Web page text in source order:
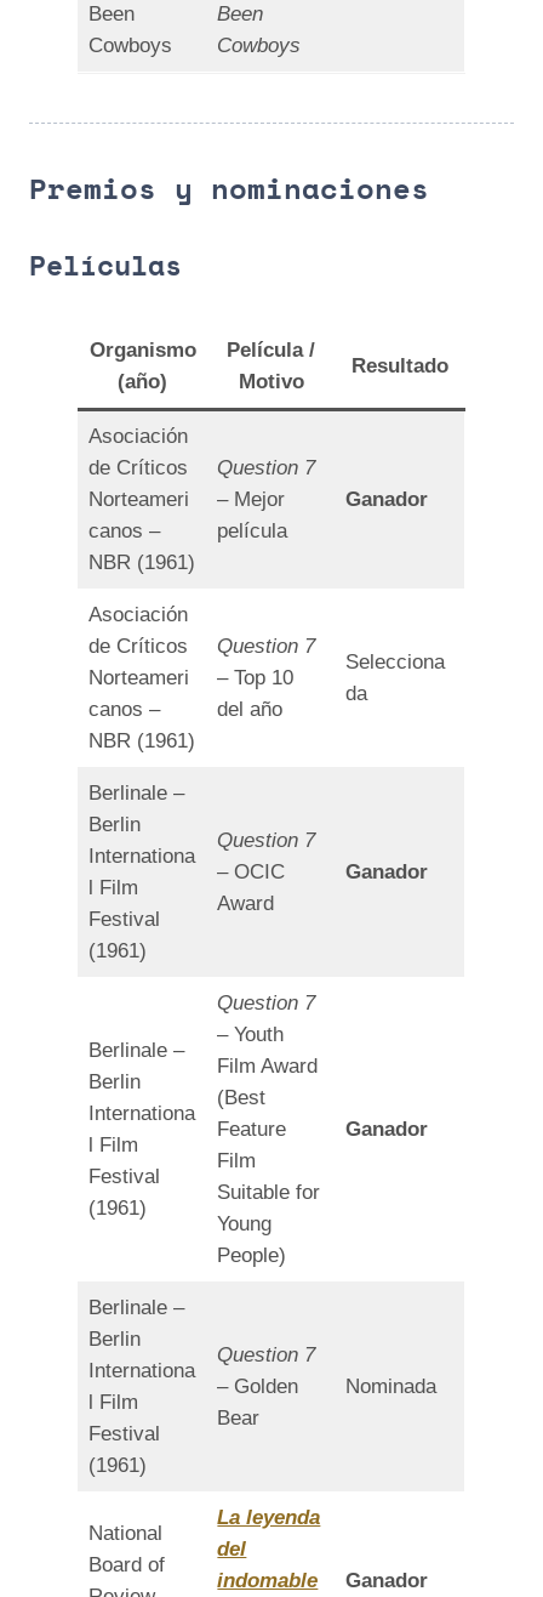
Been
Cowboys
Been
Cowboys
Premios y nominaciones
Películas
Organismo
(año)
Película /
Motivo
Resultado
Asociación
de Críticos
Norteameri
canos –
NBR (1961)
Question 7
– Mejor
película
Ganador
Asociación
de Críticos
Norteameri
canos –
NBR (1961)
Question 7
– Top 10
del año
Selecciona
da
Berlinale –
Berlin
Internationa
l Film
Festival
(1961)
Question 7
– OCIC
Award
Ganador
Berlinale –
Berlin
Internationa
l Film
Festival
(1961)
Question 7
– Youth
Film Award
(Best
Feature
Film
Suitable for
Young
People)
Ganador
Berlinale –
Berlin
Internationa
l Film
Festival
(1961)
Question 7
– Golden
Bear
Nominada
National
Board of
La leyenda
del
indomable
Ganador